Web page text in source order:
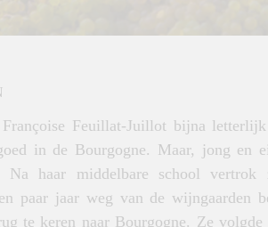
Feuillat-Juillot bijna
in de Bourgogne. Maar, jong en
Na haar middelbare school
paar jaar weg van de wijngaarden
te keren naar Bourgogne. Ze